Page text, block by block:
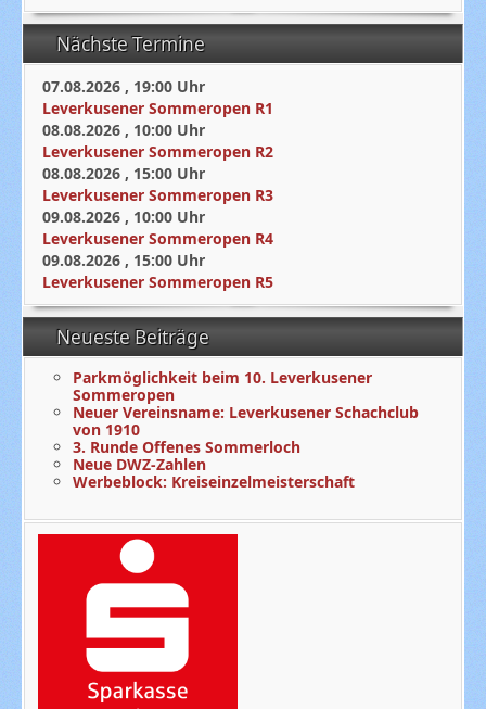
Nächste Termine
07.08.2026 , 19:00 Uhr
Leverkusener Sommeropen R1
08.08.2026 , 10:00 Uhr
Leverkusener Sommeropen R2
08.08.2026 , 15:00 Uhr
Leverkusener Sommeropen R3
09.08.2026 , 10:00 Uhr
Leverkusener Sommeropen R4
09.08.2026 , 15:00 Uhr
Leverkusener Sommeropen R5
Neueste Beiträge
Parkmöglichkeit beim 10. Leverkusener
Sommeropen
Neuer Vereinsname: Leverkusener Schachclub
von 1910
3. Runde Offenes Sommerloch
Neue DWZ-Zahlen
Werbeblock: Kreiseinzelmeisterschaft